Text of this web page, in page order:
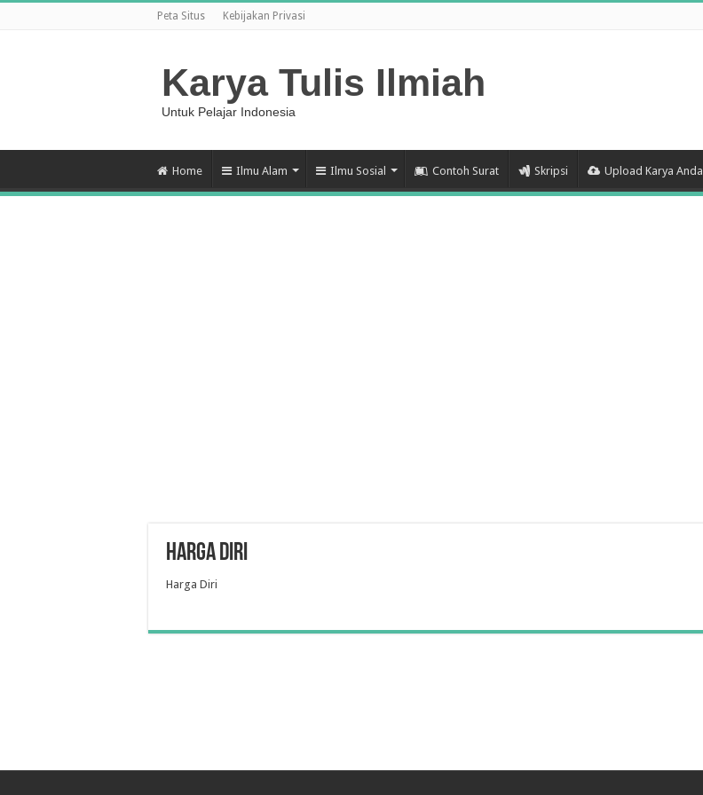
Peta Situs Kebijakan Privasi
Karya Tulis Ilmiah
Untuk Pelajar Indonesia
Home Ilmu Alam Ilmu Sosial Contoh Surat Skripsi Upload Karya Anda
Harga Diri
Harga Diri